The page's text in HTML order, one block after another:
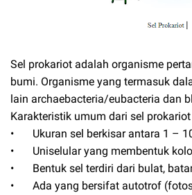
Sel prokariot adalah organisme
bumi. Organisme yang termasuk
lain archaebacteria/eubacteria dan
Karakteristik umum dari sel
•
Ukuran sel berkisar antara 1 –
•
Uniselular yang membentuk
•
Bentuk sel terdiri dari bulat,
•
Ada yang bersifat autotrof